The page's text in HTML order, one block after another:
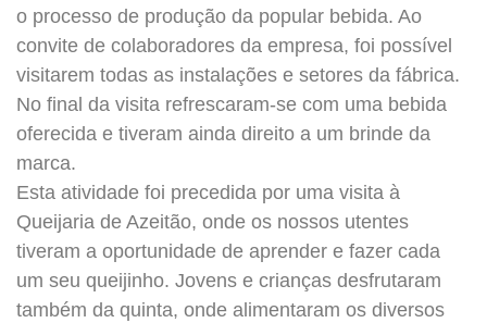
o processo de produção da popular bebida. Ao
convite de colaboradores da empresa, foi possível
visitarem todas as instalações e setores da fábrica.
No final da visita refrescaram-se com uma bebida
oferecida e tiveram ainda direito a um brinde da
marca.
Esta atividade foi precedida por uma visita à
Queijaria de Azeitão, onde os nossos utentes
tiveram a oportunidade de aprender e fazer cada
um seu queijinho. Jovens e crianças desfrutaram
também da quinta, onde alimentaram os diversos